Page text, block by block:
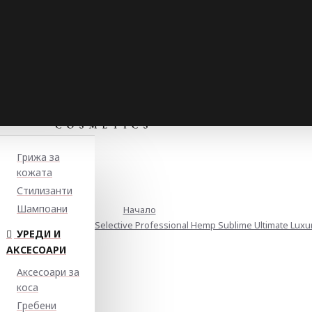
Грижа за
кожата
Стилизанти
Шампоани
УРЕДИ И
АКСЕСОАРИ
Аксесоари за
коса
Гребени
Начало
и изтощена коса Selective Professional Hemp Sublime Ultimate